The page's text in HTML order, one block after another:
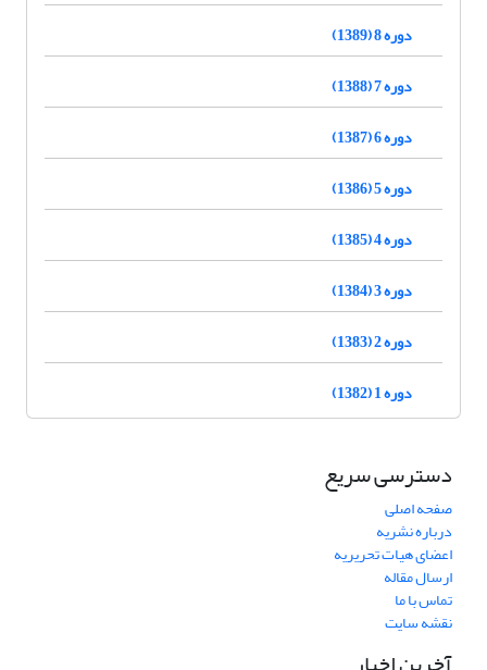
دوره 8 (1389)
دوره 7 (1388)
دوره 6 (1387)
دوره 5 (1386)
دوره 4 (1385)
دوره 3 (1384)
دوره 2 (1383)
دوره 1 (1382)
دسترسی سریع
صفحه اصلی
درباره نشریه
اعضای هیات تحریریه
ارسال مقاله
تماس با ما
نقشه سایت